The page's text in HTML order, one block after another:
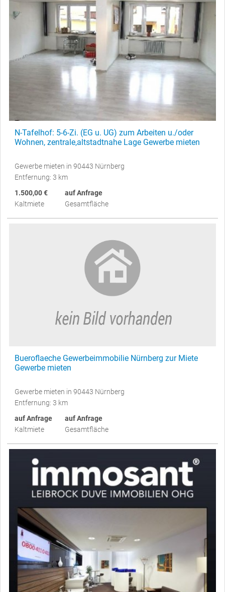
N-Tafelhof: 5-6-Zi. (EG u. UG) zum Arbeiten u./oder
Wohnen, zentrale,altstadtnahe Lage Gewerbe mieten
Gewerbe mieten in 90443 Nürnberg
Entfernung: 3 km
1.500,00 €
Kaltmiete
auf Anfrage
Gesamtfläche
Bueroflaeche Gewerbeimmobilie Nürnberg zur Miete
Gewerbe mieten
Gewerbe mieten in 90443 Nürnberg
Entfernung: 3 km
auf Anfrage
Kaltmiete
auf Anfrage
Gesamtfläche